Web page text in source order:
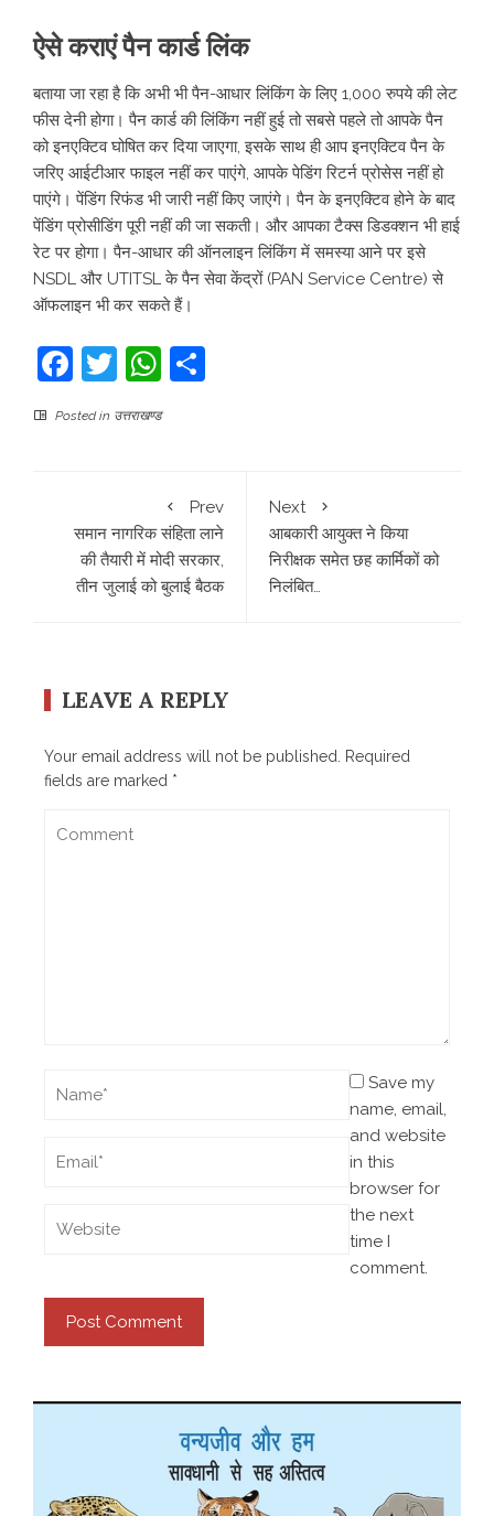
ऐसे कराएं पैन कार्ड लिंक
बताया जा रहा है कि अभी भी पैन-आधार लिंकिंग के लिए 1,000 रुपये की लेट
फीस देनी होगा। पैन कार्ड की लिंकिंग नहीं हुई तो सबसे पहले तो आपके पैन
को इनएक्टिव घोषित कर दिया जाएगा, इसके साथ ही आप इनएक्टिव पैन के
जरिए आईटीआर फाइल नहीं कर पाएंगे, आपके पेडिंग रिटर्न प्रोसेस नहीं हो
पाएंगे। पेंडिंग रिफंड भी जारी नहीं किए जाएंगे। पैन के इनएक्टिव होने के बाद
पेंडिंग प्रोसीडिंग पूरी नहीं की जा सकती। और आपका टैक्स डिडक्शन भी हाई
रेट पर होगा। पैन-आधार की ऑनलाइन लिंकिंग में समस्या आने पर इसे
NSDL और UTITSL के पैन सेवा केंद्रों (PAN Service Centre) से
ऑफलाइन भी कर सकते हैं।
Facebook
TwitterWhatsApp
Posted in उत्तराखण्ड
Prev
समान नागरिक संहिता लाने
की तैयारी में मोदी सरकार,
तीन जुलाई को बुलाई बैठक
Next
आबकारी आयुक्त ने किया
निरीक्षक समेत छह कार्मिकों को
निलंबित…
LEAVE A REPLY
Your email address will not be published.
Required
fields are marked *
Save my
name, email,
and website
in this
browser for
the next
time I
comment.